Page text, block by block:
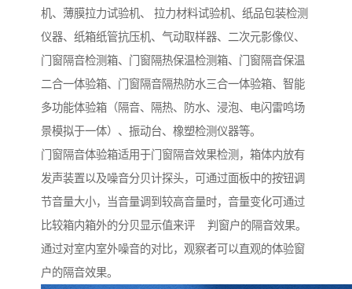
机、薄膜拉力试验机、 拉力材料试验机、纸品包装检测
仪器、纸箱纸管抗压机、气动取样器、二次元影像仪、
门窗隔音检测箱、门窗隔热保温检测箱、门窗隔音保温
二合一体验箱、门窗隔音隔热防水三合一体验箱、智能
多功能体验箱（隔音、隔热、防水、浸泡、电闪雷鸣场
景模拟于一体）、振动台、橡塑检测仪器等。
门窗隔音体验箱适用于门窗隔音效果检测，箱体内放有
发声装置以及噪音分贝计探头，可通过面板中的按钮调
节音量大小，当音量调到较高音量时，音量变化可通过
比较箱内箱外的分贝显示值来评 判窗户的隔音效果。
通过对室内室外噪音的对比，观察者可以直观的体验窗
户的隔音效果。